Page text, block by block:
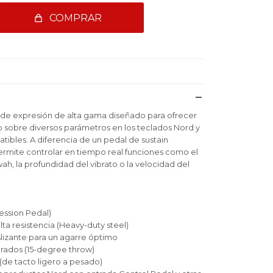
COMPRAR
de expresión de alta gama diseñado para ofrecer
sobre diversos parámetros en los teclados Nord y
A diferencia de un pedal de sustain
controlar en tiempo real funciones como el
la profundidad del vibrato o la velocidad del
Pedal)
resistencia (Heavy-duty steel)
para un agarre óptimo
(15-degree throw)
tacto ligero a pesado)